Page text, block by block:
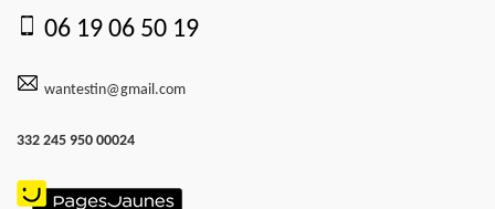
06 19 06 50 19
wantestin@gmail.com
332 245 950 00024